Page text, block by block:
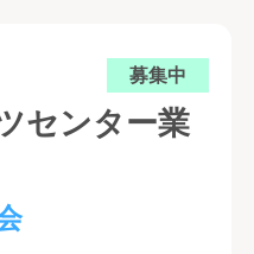
募集中
センター業